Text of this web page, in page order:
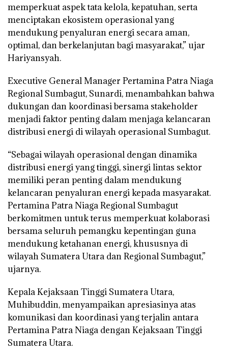
memperkuat aspek tata kelola, kepatuhan, serta
menciptakan ekosistem operasional yang
mendukung penyaluran energi secara aman,
optimal, dan berkelanjutan bagi masyarakat,” ujar
Hariyansyah.
Executive General Manager Pertamina Patra Niaga
Regional Sumbagut, Sunardi, menambahkan bahwa
dukungan dan koordinasi bersama stakeholder
menjadi faktor penting dalam menjaga kelancaran
distribusi energi di wilayah operasional Sumbagut.
“Sebagai wilayah operasional dengan dinamika
distribusi energi yang tinggi, sinergi lintas sektor
memiliki peran penting dalam mendukung
kelancaran penyaluran energi kepada masyarakat.
Pertamina Patra Niaga Regional Sumbagut
berkomitmen untuk terus memperkuat kolaborasi
bersama seluruh pemangku kepentingan guna
mendukung ketahanan energi, khususnya di
wilayah Sumatera Utara dan Regional Sumbagut,”
ujarnya.
Kepala Kejaksaan Tinggi Sumatera Utara,
Muhibuddin, menyampaikan apresiasinya atas
komunikasi dan koordinasi yang terjalin antara
Pertamina Patra Niaga dengan Kejaksaan Tinggi
Sumatera Utara.